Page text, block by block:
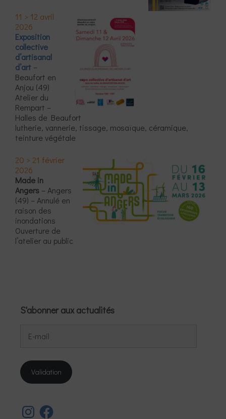
11 > 12 avril
2026
Exposition
collective
d’artisanal
d’art –
Beaufort en
Anjou (49)
Atelier du
Rempart –
Halles de Beaufort
lutherie, vannerie, tissage, mosaïque, céramique,
teinture végétale
20 > 21 février
2026
Made in
Angers – Angers
(49) – Annulé en
raison des
inondations
Ouverture de
l’atelier au public
S'abonner aux actualités
mail
Validation
InstagramFacebook